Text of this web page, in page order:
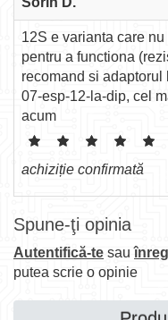
12S e varianta care
pentru a functiona
recomand si adaptorul
07-esp-12-la-dip, cel
acum
achiziție confirmată
Spune-ţi opinia
Autentifică-te sau
putea scrie o opinie